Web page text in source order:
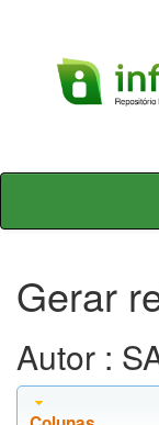
Skip
Gerar
Autor :